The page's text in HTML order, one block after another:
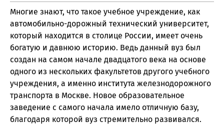
Многие знают, что такое учебное учреждение, как
автомобильно-дорожный технический университет,
который находится в столице России, имеет очень
богатую и давнюю историю. Ведь данный вуз был
создан на самом начале двадцатого века на основе
одного из нескольких факультетов другого учебного
учреждения, а именно института железнодорожного
транспорта в Москве. Новое образовательное
заведение с самого начала имело отличную базу,
благодаря которой вуз стремительно развивался.